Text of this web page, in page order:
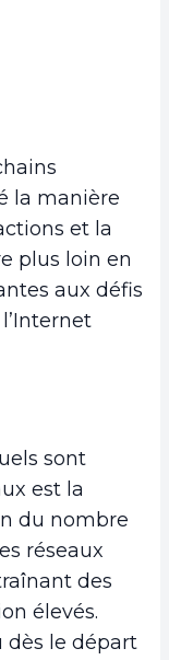
pour l’ICP
l’avenir de
les
la manière
et la
plus loin en
aux défis
sont
est la
du nombre
réseaux
des
élevés.
dès le départ